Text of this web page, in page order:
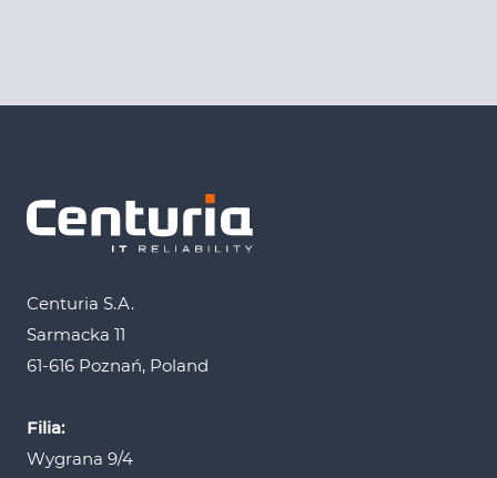
Centuria S.A.
Sarmacka 11
61-616 Poznań, Poland
Filia:
Wygrana 9/4